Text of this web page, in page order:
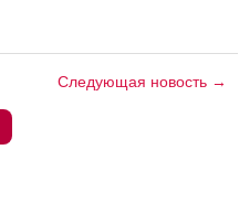
Следующая новость →